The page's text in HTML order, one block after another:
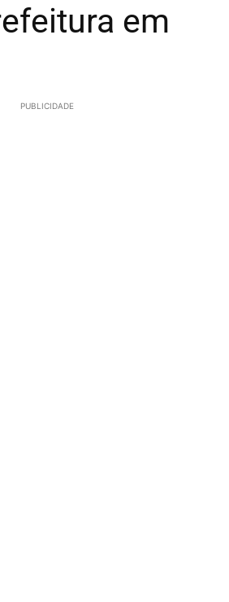
em
PUBLICIDADE